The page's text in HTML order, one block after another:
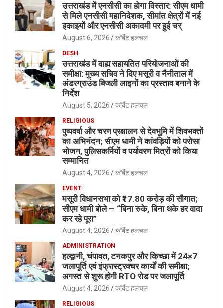
उत्तराखंड में एनसीसी का होगा विस्तार: सीएम धामी
से मिले एनसीसी महानिदेशक, सीमांत क्षेत्रों में नई
इकाइयों और एनसीसी अकादमी पर हुई चर्
August 6, 2026 कॉर्बेट हलचल
DESH
उत्तराखंड में वाह्य सहायतित परियोजनाओं की
समीक्षा: मुख्य सचिव ने दिए मसूरी व नैनीताल में
अंडरग्राउंड बिजली लाइनों का प्रस्ताव बनाने के
निर्देश
August 5, 2026 कॉर्बेट हलचल
RELIGIOUS
पुष्पवर्षा और चरण प्रक्षालन से देवभूमि में शिवभक्तों
का अभिनंदन; सीएम धामी ने कांवड़ियों को परोसा
भोजन, पुलिसकर्मियों व पर्यावरण मित्रों को किया
सम्मानित
August 4, 2026 कॉर्बेट हलचल
EVENT
मसूरी विधानसभा को ₹17.80 करोड़ की सौगात;
सीएम धामी बोले — “बिना रुके, बिना थके हर वादा
कर रहे पूरा”
August 4, 2026 कॉर्बेट हलचल
ADMINISTRATION
हल्द्वानी, चंपावत, टनकपुर और किच्छा में 24×7
जलापूर्ति एवं इंफ्रास्ट्रक्चर कार्यों की समीक्षा;
अगस्त से शुरू होगी RTO रोड पर जलापूर्ति
August 4, 2026 कॉर्बेट हलचल
RELIGIOUS